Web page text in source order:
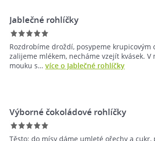
Jablečné rohlíčky
Rozdrobíme droždí, posypeme krupicovým
zalijeme mlékem, necháme vzejít kvásek. V
mouku s… více o Jablečné rohlíčky
Výborné čokoládové rohlíčky
Těsto: do mísy dáme umleté ořechy a cukr,